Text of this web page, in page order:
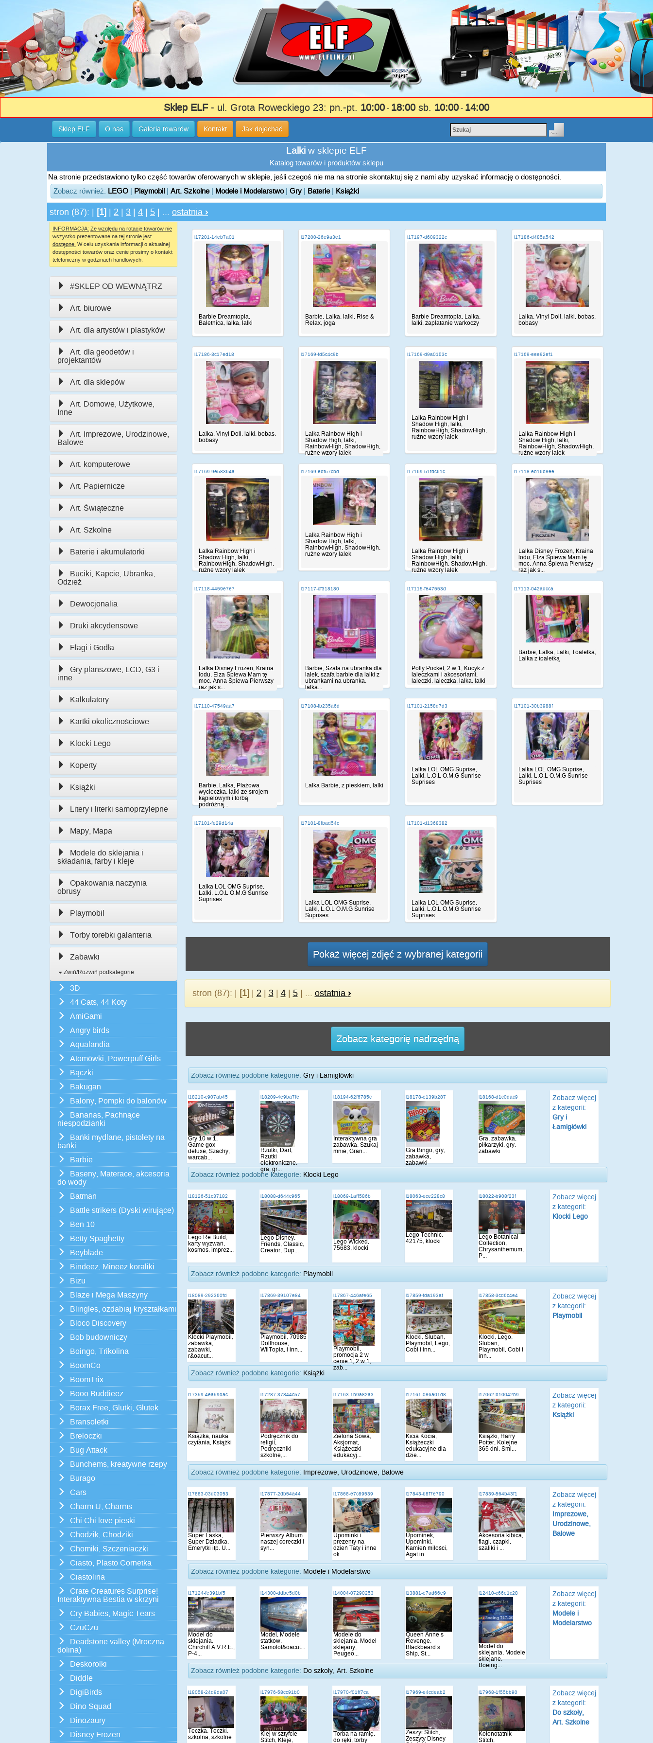
Sklep ELF- ul. Grota Roweckiego 23: pn.-pt. 10:00- 18:00sb. 10:00- 14:00
Sklep ELF O nas Galeria towarów Kontakt Jak dojechać
Lalki w sklepie ELF
Katalog towarów i produktów sklepu
Na stronie przedstawiono tylko część towarów oferowanych w sklepie, jeśli czegoś nie ma na stronie skontaktuj się z nami aby uzyskać informację o dostępności.
Zobacz również: LEGO | Playmobil | Art. Szkolne| Modele i Modelarstwo| Gry | Baterie| Książki
stron (87): | [1] 2 3 4 5 | ... ostatnia ›
INFORMACJA: Ze względu na rotację towarów nie
wszystko prezentowane na tej stronie jest
dostępne. W celu uzyskania informacji o aktualnej
dostępności towarów oraz cenie prosimy o kontakt
telefoniczny w godzinach handlowych.
#SKLEP OD WEWNĄTRZ
Art. biurowe
Art. dla artystów i plastyków
Art. dla geodetów i
projektantów
Art. dla sklepów
Art. Domowe, Użytkowe,
Inne
Art. Imprezowe, Urodzinowe,
Balowe
Art. komputerowe
Art. Papiernicze
Art. Świąteczne
Art. Szkolne
Baterie i akumulatorki
Buciki, Kapcie, Ubranka,
Odzież
Dewocjonalia
Druki akcydensowe
Flagi i Godła
Gry planszowe, LCD, G3 i
inne
Kalkulatory
Kartki okolicznościowe
Klocki Lego
Koperty
Książki
Litery i literki samoprzylepne
Mapy, Mapa
Modele do sklejania i
składania, farby i kleje
Opakowania naczynia
obrusy
Playmobil
Torby torebki galanteria
Zabawki
Zwiń/Rozwiń podkategorie
3D
44 Cats, 44 Koty
AmiGami
Angry birds
Aqualandia
Atomówki, Powerpuff Girls
Bączki
Bakugan
Balony, Pompki do balonów
Bananas, Pachnące
niespodzianki
Bańki mydlane, pistolety na
bańki
Barbie
Baseny, Materace, akcesoria
do wody
Batman
Battle strikers (Dyski wirujące)
Ben 10
Betty Spaghetty
Beyblade
Bindeez, Mineez koraliki
Bizu
Blaze i Mega Maszyny
Blingles, ozdabiaj kryształkami
Bloco Discovery
Bob budowniczy
Boingo, Trikolina
BoomCo
BoomTrix
Booo Buddieez
Borax Free, Glutki, Glutek
Bransoletki
Breloczki
Bug Attack
Bunchems, kreatywne rzepy
Burago
Cars
Charm U, Charms
Chi Chi love pieski
Chodzik, Chodziki
Chomiki, Szczeniaczki
Ciasto, Plasto Cornetka
Ciastolina
Crate Creatures Surprise!
Interaktywna Bestia w skrzyni
Cry Babies, Magic Tears
CzuCzu
Deadstone valley (Mroczna
dolina)
Deskorolki
Diddle
DigiBirds
Dino Squad
Dinozaury
Disney Frozen
i17201-14eb7a01
Barbie Dreamtopia,
Baletnica, lalka, lalki
i17200-26e9a3e1
Barbie, Lalka, lalki, Rise &
Relax, joga
i17197-d609322c
Barbie Dreamtopia, Lalka,
lalki, zaplatanie warkoczy
i17186-d485a542
Lalka, Vinyl Doll, lalki, bobas,
bobasy
i17186-3c17ed18
Lalka, Vinyl Doll, lalki, bobas,
bobasy
i17169-fd5c4c9b
Lalka Rainbow High i
Shadow High, lalki,
RainbowHigh, ShadowHigh,
rużne wzory lalek
i17169-d9a0153c
Lalka Rainbow High i
Shadow High, lalki,
RainbowHigh, ShadowHigh,
rużne wzory lalek
i17169-eee92ef1
Lalka Rainbow High i
Shadow High, lalki,
RainbowHigh, ShadowHigh,
rużne wzory lalek
i17169-9e58364a
Lalka Rainbow High i
Shadow High, lalki,
RainbowHigh, ShadowHigh,
rużne wzory lalek
i17169-ebf57cbd
Lalka Rainbow High i
Shadow High, lalki,
RainbowHigh, ShadowHigh,
rużne wzory lalek
i17169-51fdc61c
Lalka Rainbow High i
Shadow High, lalki,
RainbowHigh, ShadowHigh,
rużne wzory lalek
i17118-eb16b8ee
Lalka Disney Frozen, Kraina
lodu, Elza Śpiewa Mam tę
moc, Anna Śpiewa Pierwszy
raz jak s...
i17118-4459e7e7
Lalka Disney Frozen, Kraina
lodu, Elza Śpiewa Mam tę
moc, Anna Śpiewa Pierwszy
raz jak s...
i17117-cf318180
Barbie, Szafa na ubranka dla
lalek, szafa barbie dla lalki z
ubrankami na ubranka,
lalka...
i17115-fe47553d
Polly Pocket, 2 w 1, Kucyk z
laleczkami i akcesoriami,
laleczki, laleczka, lalka, lalki
i17113-042adcca
Barbie, Lalka, Lalki, Toaletka,
Lalka z toaletką
i17110-47549aa7
Barbie, Lalka, Plażowa
wycieczka, lalki ze strojem
kąpielowym i torbą
podróżną...
i17108-fb235a6d
Lalka Barbie, z pieskiem, lalki
i17101-2158d7d3
Lalka LOL OMG Suprise,
Lalki, L.O.L O.M.G Sunrise
Suprises
i17101-30b3988f
Lalka LOL OMG Suprise,
Lalki, L.O.L O.M.G Sunrise
Suprises
i17101-fe29d14a
Lalka LOL OMG Suprise,
Lalki, L.O.L O.M.G Sunrise
Suprises
i17101-8fbad54c
Lalka LOL OMG Suprise,
Lalki, L.O.L O.M.G Sunrise
Suprises
i17101-d1368382
Lalka LOL OMG Suprise,
Lalki, L.O.L O.M.G Sunrise
Suprises
Pokaż więcej zdjęć z wybranej kategorii
stron (87): | [1] 2| 3| 4| 5| ... ostatnia ›
Zobacz kategorię nadrzędną
Zobacz również podobne kategorie: Gry i Łamigłówki
i18210-c907ab45
Gry 10 w 1,
Game gox
deluxe, Szachy,
warcab...
i18209-4e9ba7fe
Rzutki, Dart,
Rzutki
elektroniczne,
gra, gr...
i18194-62f6785c
Interaktywna gra
zabawka, Szukaj
mnie, Gran...
i18178-e139b287
Gra Bingo, gry,
zabawka,
zabawki
i18168-d1c0dac9
Gra, zabawka,
piłkarzyki, gry,
zabawki
Zobacz więcej
z kategorii:
Gry i
Łamigłówki
Zobacz również podobne kategorie: Klocki Lego
i18126-51c37182
Lego Re Build,
karty wyzwań,
kosmos, imprez...
i18088-d644c965
Lego Disney,
Friends, Classic,
Creator, Dup...
i18069-1aff586b
Lego Wicked,
75683, klocki
i18063-ece228c8
Lego Technic,
42175, klocki
i18022-b908f23f
Lego Botanical
Collection,
Chrysanthemum,
P...
Zobacz więcej
z kategorii:
Klocki Lego
Zobacz również podobne kategorie: Playmobil
i18089-292360fd
Klocki Playmobil,
zabawka,
zabawki,
r&oacut...
i17869-39107e84
Playmobil, 70985
Dollhouse,
WilTopia, i inn...
i17867-446afe65
Playmobil,
promocja 2 w
cenie 1, 2 w 1,
zab...
i17859-fda193af
Klocki, Sluban,
Playmobil, Lego,
Cobi i inn...
i17858-3cd6c4e4
Klocki, Lego,
Sluban,
Playmobil, Cobi i
inn...
Zobacz więcej
z kategorii:
Playmobil
Zobacz również podobne kategorie: Książki
i17359-4ea59dac
Książka, nauka
czytania, Książki
i17287-37844c57
Podręcznik do
religii,
Podręczniki
szkolne,...
i17163-1b9a82a3
Zielona Sowa,
Aksjomat,
Książeczki
edukacyj...
i17161-086a01d8
Kicia Kocia,
Książeczki
edukacyjne dla
dzie...
i17062-b10042b9
Książki, Harry
Potter, Kolejne
365 dni, Śmi...
Zobacz więcej
z kategorii:
Książki
Zobacz również podobne kategorie: Imprezowe, Urodzinowe, Balowe
i17883-03d03053
Super Laska,
Super Dziadka,
Emerytki itp. U...
i17877-2db54a44
Pierwszy Album
naszej córeczki i
syn...
i17868-e7c89539
Upominki i
prezenty na
dzień Taty i inne
ok...
i17843-b8f7e790
Upominek,
Upominki,
Kamień miłości,
Agat in...
i17839-564b43f1
Akcesoria kibica,
flagi, czapki,
szaliki i ...
Zobacz więcej
z kategorii:
Imprezowe,
Urodzinowe,
Balowe
Zobacz również podobne kategorie: Modele i Modelarstwo
i17124-fe391bf5
Model do
sklejania,
Chirchill A.V.R.E.,
P-4...
i14300-ddbe5d0b
Model, Modele
statków,
Samolot&oacut...
i14004-07290253
Modele do
sklejania, Model
sklejany,
Peugeo...
i13881-e7ad66e9
Queen Anne s
Revenge,
Blackbeard s
Ship, St...
i12410-c66e1c28
Model do
sklejania, Modele
sklejane,
Boeing...
Zobacz więcej
z kategorii:
Modele i
Modelarstwo
Zobacz również podobne kategorie: Do szkoły, Art. Szkolne
i18058-24d9da07
Teczka, Teczki,
szkolna, szkolne
i17976-58cc91b0
Klej w sztyfcie
Stitch, Kleje,
i17970-f01ff7ca
Torba na ramię,
do ręki, torby
i17969-e4cdeab2
Zeszyt Stitch,
Zeszyty Disney
i17968-1f55bb90
Kołonotatnik
Stitch,
Zobacz więcej
z kategorii:
Do szkoły,
Art. Szkolne